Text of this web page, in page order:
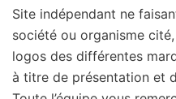
Site indépendant ne
société ou organisme
logos des différentes
à titre de présentation et